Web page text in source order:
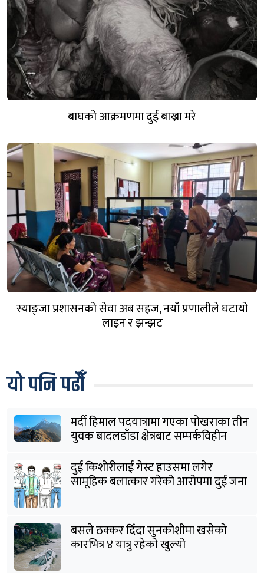
बाघको आक्रमणमा दुई बाख्रा मरे
स्याङ्जा प्रशासनको सेवा अब सहज, नयाँ प्रणालीले घटायो
लाइन र झन्झट
यो पनि पढौँ
मर्दी हिमाल पदयात्रामा गएका पोखराका तीन
युवक बादलडाँडा क्षेत्रबाट सम्पर्कविहीन
दुई किशोरीलाई गेस्ट हाउसमा लगेर
सामूहिक बलात्कार गरेको आरोपमा दुई जना
बसले ठक्कर दिँदा सुनकोशीमा खसेकाे
कारभित्र ४ यात्रु रहेको खुल्यो